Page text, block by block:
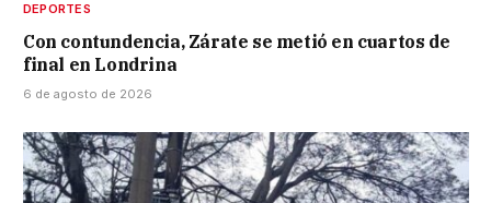
DEPORTES
Con contundencia, Zárate se metió en cuartos de
final en Londrina
6 de agosto de 2026